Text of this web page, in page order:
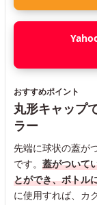
おすすめポイント
丸形キャップ
ラー
先端に球状の蓋が
です。 蓋がついて
とができ、ボトル
に使用すれば、カ